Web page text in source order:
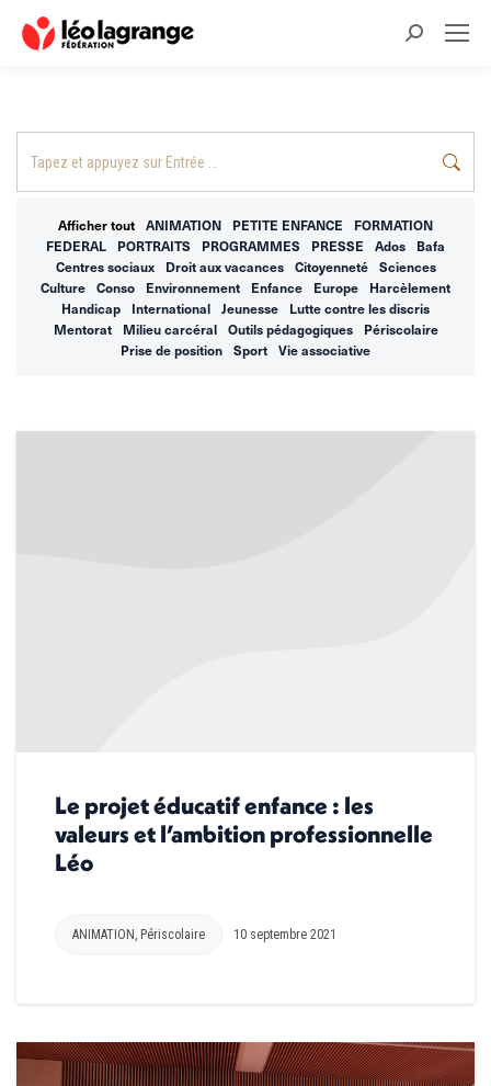
Recherche
Afficher tout ANIMATION PETITE ENFANCE
FORMATION
FEDERAL
PORTRAITS PROGRAMMES PRESSE Ados
Bafa
Centres sociaux
Droit aux vacances Citoyenneté
Sciences
Culture
Conso Environnement Enfance Europe
Harcèlement
Handicap
International Jeunesse
Lutte contre les discris
Mentorat
Milieu carcéral Outils pédagogiques
Périscolaire
Prise de position
Sport Vie associative
Le projet éducatif enfance : les
valeurs et l’ambition professionnelle
Léo
ANIMATION Périscolaire 10 septembre 2021